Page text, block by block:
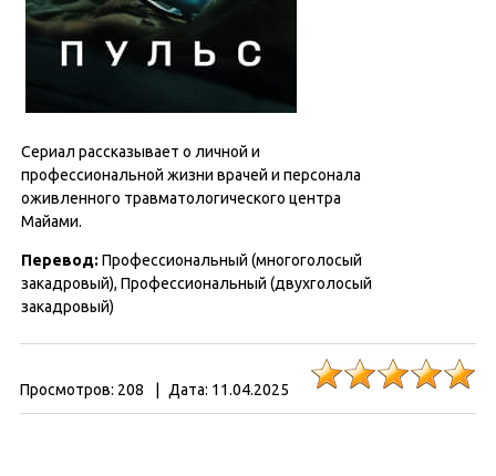
Сериал рассказывает о личной и
профессиональной жизни врачей и персонала
оживленного травматологического центра
Майами.
Перевод: Профессиональный (многоголосый
закадровый), Профессиональный (двухголосый
закадровый)
Просмотров: 208 Дата: 11.04.2025